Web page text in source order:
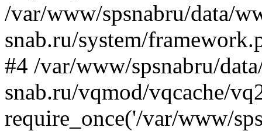
/var/www/spsnabru/data/
snab.ru/system/
#4 /var/www/spsnabru/
snab.ru/vqmod/vqcache/
require_once('/var/www/